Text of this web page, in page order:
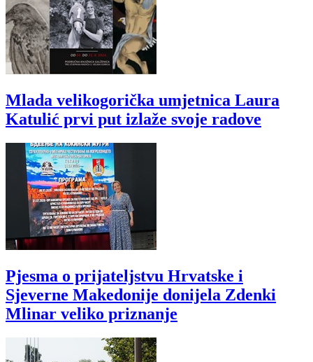
Mlada velikogorička umjetnica Laura
Katulić prvi put izlaže svoje radove
Pjesma o prijateljstvu Hrvatske i
Sjeverne Makedonije donijela Zdenki
Mlinar veliko priznanje